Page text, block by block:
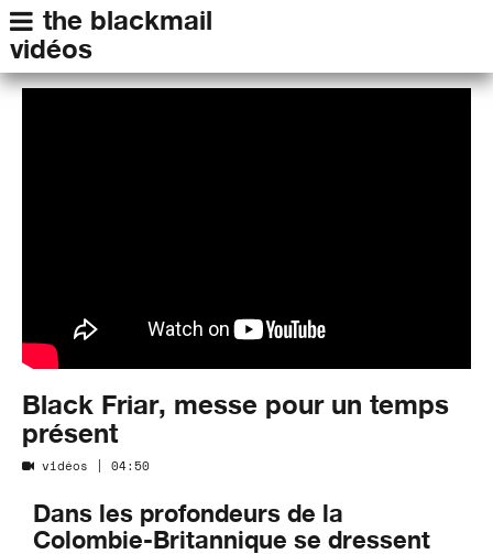
the blackmail
vidéos
Black Friar, messe pour un temps
présent
vidéos | 04:50
Dans les profondeurs de la
Colombie-Britannique se dressent